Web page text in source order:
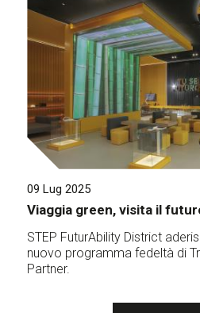
09 Lug 2025
Viaggia green, visita il
STEP FuturAbility District
nuovo programma fedeltà di
Partner.